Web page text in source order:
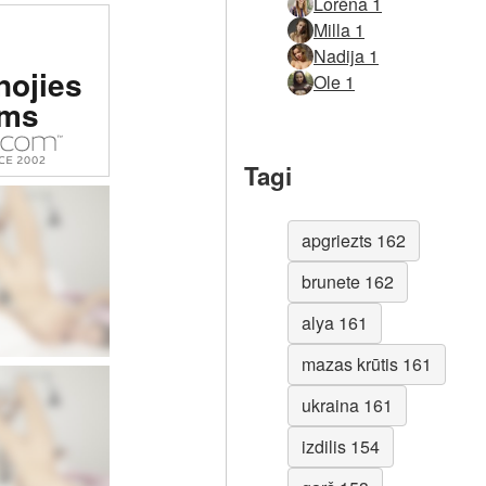
Milla 1
Nadija 1
Ole 1
Tagi
apgriezts 162
brunete 162
alya 161
mazas krūtis 161
ukraina 161
izdilis 154